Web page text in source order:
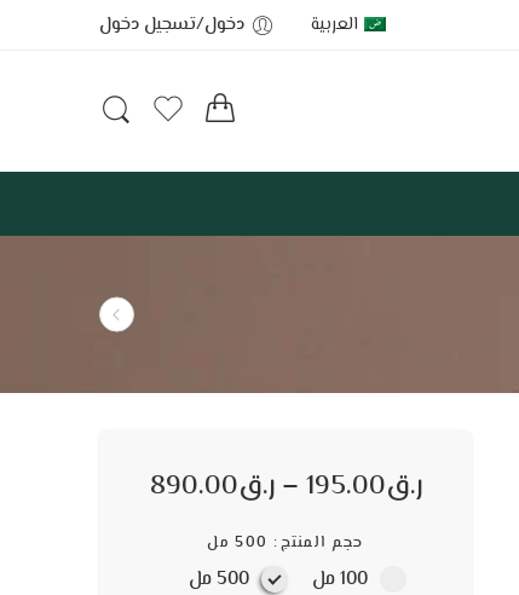
العربية دخول/تسجيل دخول
ر.ق195.00
–ر.ق890.00
حجم المنتج 500 مل
100 مل
500 مل